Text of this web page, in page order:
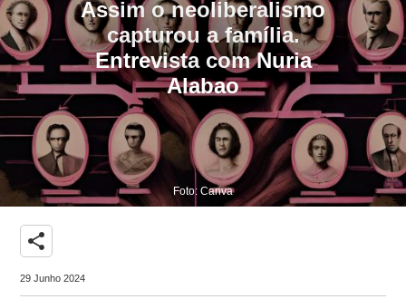
Assim o neoliberalismo
capturou a família.
Entrevista com Nuria
Alabao
Foto: Canva
share
29 Junho 2024